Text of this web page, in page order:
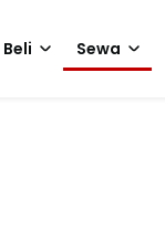
Beli Sewa